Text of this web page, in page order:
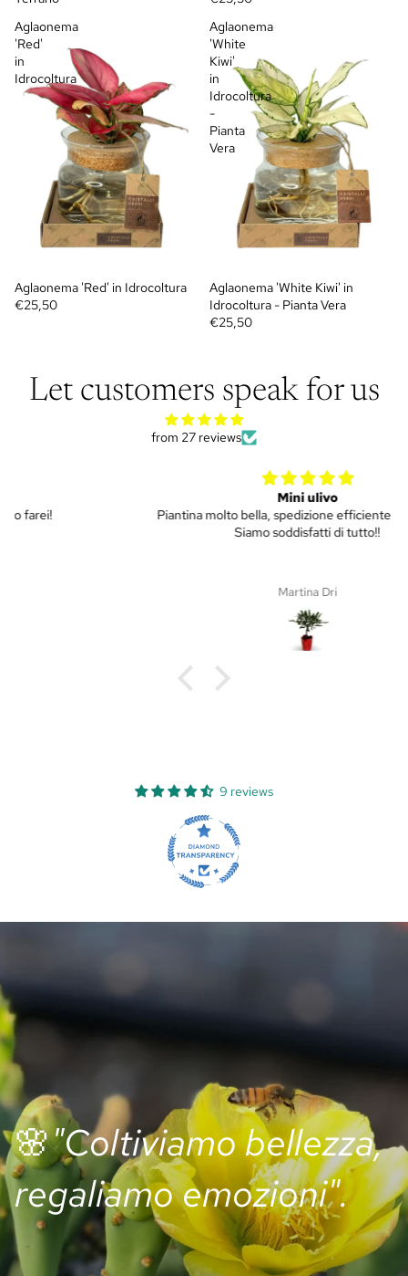
Aglaonema
'Red'
in
Idrocoltura
Aglaonema 'Red' in Idrocoltura
€25,50
Aglaonema
'White
Kiwi'
in
Idrocoltura
-
Pianta
Vera
Aglaonema 'White Kiwi' in
Idrocoltura - Pianta Vera
€25,50
Let customers speak for us
from 27 reviews
Piantina molto bella, spedizione efficiente e puntuale.
Siamo soddisfatti di tutto!!
9 reviews
🌸"Coltiviamo bellezza,
regaliamo emozioni".